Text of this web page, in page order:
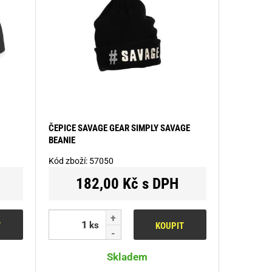
ČEPICE SAVAGE GEAR SIMPLY SAVAGE
BEANIE
Kód zboží: 57050
182,00 Kč s DPH
ks KOUPIT
Skladem